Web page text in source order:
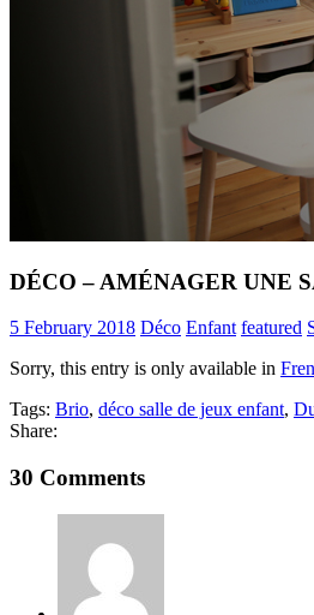
DÉCO – AMÉNAGER UNE
5 February 2018 Déco Enfant featured
Sorry, this entry is only available in
Tags: Brio, déco salle de jeux enfant,
Share:
30 Comments